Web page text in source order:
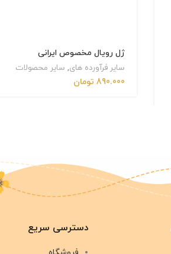
ژل رویال مخصوص ایرانی
سایر فرآورده های, سایر محصولات
890.000 تومان
دسترسی سریع